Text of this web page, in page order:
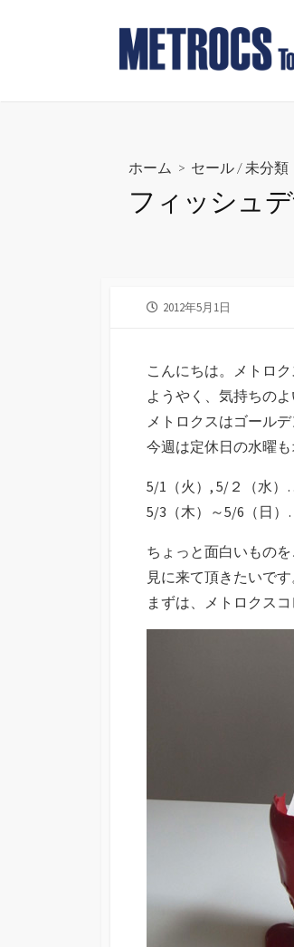
ツ
ホーム > セール / 未分類
フィッシュ
公
2012年5月1日
こんにちは。メトロク
ようやく、気持ちの
メトロクスはゴール
今週は定休日の水曜も
5/1（火）, 5/２（水
5/3（木）～5/6（日）
ちょっと面白いもの
見に来て頂きたいです
まずは、メトロクス